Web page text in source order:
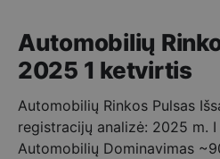
Automobilių
2025 1 ketvirtis
Automobilių Rinkos Pulsas Išsami Lietuvos
registracijų analizė: 2025 m. I
Automobilių Dominavimas ~90% Visų pirmą kartą